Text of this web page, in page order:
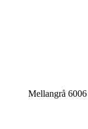
Mellangrå 6006